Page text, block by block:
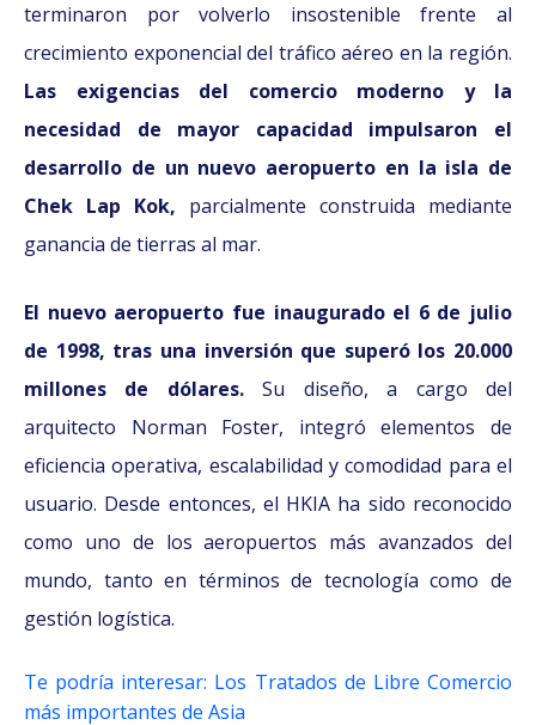
terminaron por volverlo insostenible frente al
crecimiento exponencial del tráfico aéreo en la región.
Las exigencias del comercio moderno y la
necesidad de mayor capacidad impulsaron el
desarrollo de un nuevo aeropuerto en la isla de
Chek Lap Kok, parcialmente construida mediante
ganancia de tierras al mar.
El nuevo aeropuerto fue inaugurado el 6 de julio
de 1998, tras una inversión que superó los 20.000
millones de dólares.Su diseño, a cargo del
arquitecto Norman Foster, integró elementos de
eficiencia operativa, escalabilidad y comodidad para el
usuario. Desde entonces, el HKIA ha sido reconocido
como uno de los aeropuertos más avanzados del
mundo, tanto en términos de tecnología como de
gestión logística.
Te podría interesar: Los Tratados de Libre Comercio
más importantes de Asia